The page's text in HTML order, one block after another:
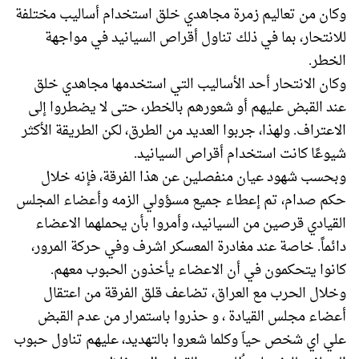
وكان من تعاليم زمرة مجاهدي خلق استخدام أساليب مختلفة
للانتحار، بما في ذلك تناول أقراص السيانيد في مواجهة
الخطر.
وكان الانتحار أحد الأساليب التي استخدمها مجاهدي خلق
عند القبض عليهم أو شعورهم بالخطر، حتى لا يضطروا إلى
الاعتراف. ولهذا، جربوا العديد من الطرق، لكن الطريقة الأكثر
شيوعًا كانت استخدام أقراص السيانيد.
وبحسب شهود عيان منفصلين عن هذا الفرقة، فإنه خلال
حكم صدام، تم إعطاء جميع مسؤولي الزمه وأعضاء المجلس
القيادي قرصين من السيانيد، وأمروا بأن يحملهما الاعضاء
دائماً. خاصة عند مغادرة المعسكر اشرف وفي حركة المرور،
كانوا يتحكمون في أن الاعضاء يأخذون الحبوب معهم.
وخلال الحرب مع العراق، تضاعف قلق الفرقة من اعتقال
أعضاء مجلس القيادة ، و حذروا باستمرار من عدم القبض
علي اي شخص حياَ وكلما شعروا بالتهديد، عليهم تناول حبوب